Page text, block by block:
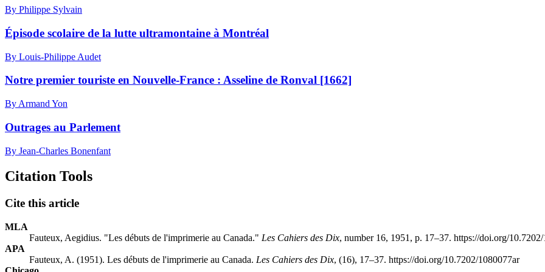
By Philippe Sylvain
Épisode scolaire de la lutte ultramontaine à Montréal
By Louis-Philippe Audet
Notre premier touriste en Nouvelle-France : Asseline de Ronval [1662]
By Armand Yon
Outrages au Parlement
By Jean-Charles Bonenfant
Citation Tools
Cite this article
MLA
Fauteux, Aegidius. "Les débuts de l'imprimerie au Canada." Les Cahiers des Dix, number 16, 1951, p. 17–37. https://doi.org/
APA
Fauteux, A. (1951). Les débuts de l'imprimerie au Canada. Les Cahiers des Dix, (16), 17–37. https://doi.org/10.7202/1080077ar